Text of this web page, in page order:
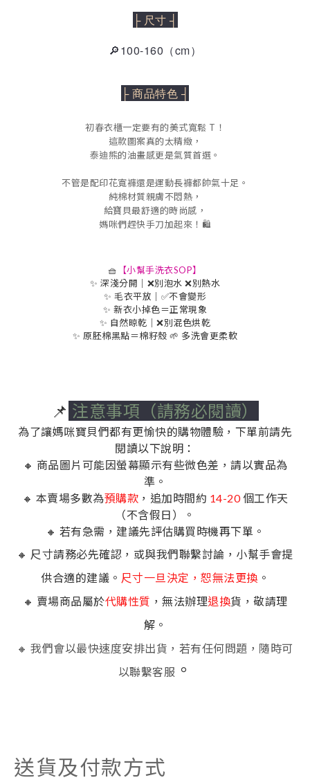
├ 尺寸 ┤
🔎100-160（cm）
├ 商品特色 ┤
初春衣櫃一定要有的美式寬鬆 T！
這款圖案真的太精緻，
泰迪熊的油畫感更是氣質首選。
不管是配印花寬褲還是運動長褲都帥氣十足。
純棉材質親膚不悶熱，
給寶貝最舒適的時尚感，
媽咪們趕快手刀加起來！🛍️
🧺
【小幫手洗衣SOP】
✨ 深淺分開｜❌別泡水 ❌別熱水
✨ 毛衣平放｜✅不會變形
✨ 新衣小掉色＝正常現象
✨ 自然晾乾｜❌別混色烘乾
✨ 原胚棉黑點＝棉籽殼 🌱 多洗會更柔軟
📌 注意事項（請務必閱讀）
為了讓媽咪寶貝們都有更愉快的購物體驗，下單前請先
閱讀以下說明：
🔸 商品圖片可能因螢幕顯示有些微色差，請以實品為
準。
🔸 本賣場多數為預購款 ，追加時間約 14-20個工作天
（不含假日）。
🔸 若有急需，建議先評估購買時機再下單。
🔸 尺寸請務必先確認，或與我們聯繫討論，小幫手會提
供合適的建議。 尺寸一旦決定，恕無法更換 。
🔸 賣場商品屬於代購性質 ，無法辦理退換貨，敬請理
解。
🔸 我們會以最快速度安排出貨，若有任何問題，隨時可
以聯繫客服 。
送貨及付款方式